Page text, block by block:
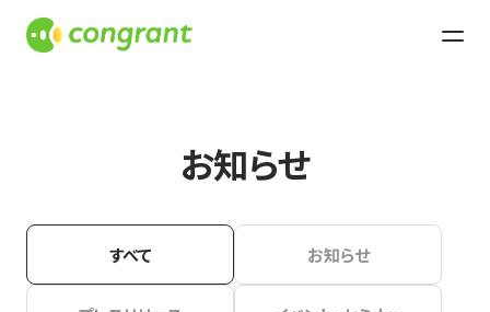
お知らせ
すべて お知らせ